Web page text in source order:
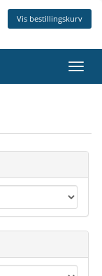
Vis bestillingskurv
Skift